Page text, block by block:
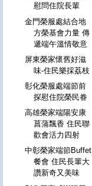
慰問住院長輩
金門榮服處結合地
方榮基會力量 傳
遞端午溫情敬意
屏東榮家懷舊好滋
味-住民樂採荔枝
彰化榮服處端節前
探慰住院榮民眷
高雄榮家端陽安康
菖蒲飄香 住民聯
歡會活力四射
中彰榮家端節Buffet
餐會 住民長輩大
讚新奇又美味